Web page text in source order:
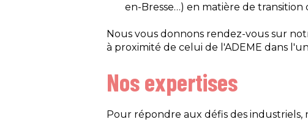
en-Bresse…) en matière de transition
Nous vous donnons rendez-vous sur
à proximité de celui de l'ADEME dans
Nos expertises
Pour répondre aux défis des industriels,